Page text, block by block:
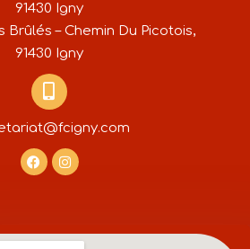
91430 Igny
Brûlés – Chemin Du Picotois,
91430 Igny